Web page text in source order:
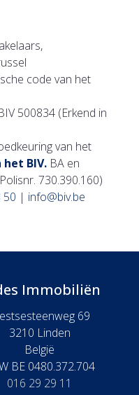
code van het
500834 (Erkend in
van het
BIV. BA en
730.390.160)
50 | info@biv.be
Immobiliën
69
3210 Linden
België
BE 0480.372.704
016 29 29 11